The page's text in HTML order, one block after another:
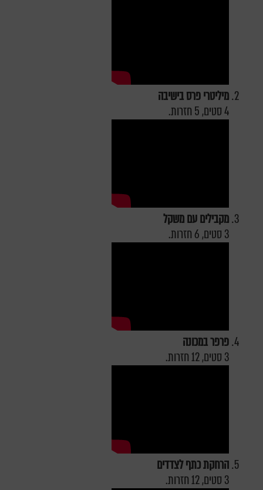
מיליטרי פרס בישיבה
4 סטים, 5 חזרות.
מקבילים עם משקל
3 סטים, 6 חזרות.
פרפר במכונה
3 סטים, 12 חזרות.
הרחקת כתף לצדדים
3 סטים, 12 חזרות.